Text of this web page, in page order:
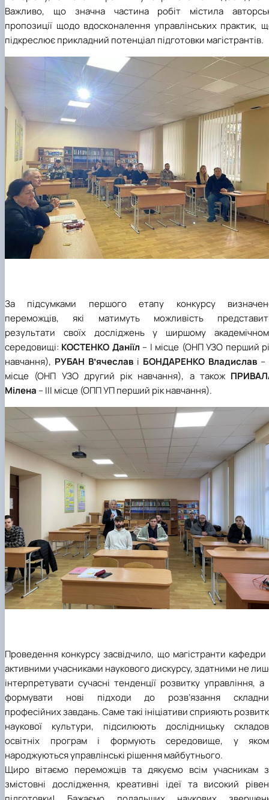
Важливо, що значна частина робіт містила
пропозиції щодо вдосконалення управлінських практик,
підкреслює прикладний потенціал підготовки магістрантів.
За підсумками першого етапу конкурсу
переможців, які матимуть можливість
результати своїх досліджень у ширшому
середовищі: КОСТЕНКО Даніїл – І місце (ОНП УЗО перший
навчання), РУБАН Вʼячеслав і БОНДАРЕНКО Владислав –
місце (ОНП УЗО другий рік навчання), а також
Мілена – ІІІ місце (ОПП УП перший рік навчання).
Проведення конкурсу засвідчило, що магістранти кафедри
активними учасниками наукового дискурсу, здатними не
інтерпретувати сучасні тенденції розвитку управління, а
формувати нові підходи до розв’язання
професійних завдань. Саме такі ініціативи сприяють
наукової культури, підсилюють дослідницьку
освітніх програм і формують середовище, у
народжуються управлінські рішення майбутнього.
Щиро вітаємо переможців та дякуємо всім учасникам
змістовні дослідження, креативні ідеї та високий